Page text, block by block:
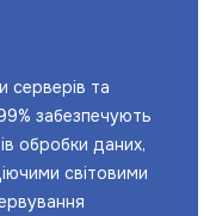
серверів та
забезпечують
обробки даних,
світовими